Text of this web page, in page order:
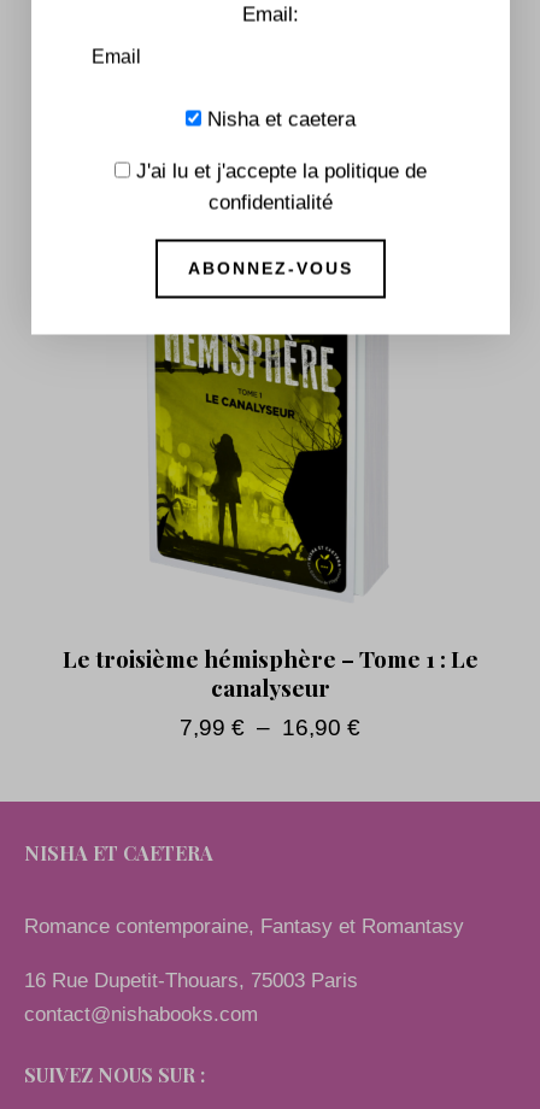
Le troisième hémisphère – Tome 2 : Le
7,99€ – 16,90€
Le troisième hémisphère – Tome 1 : Le
canalyseur
7,99 € – 16,90 €
NISHA ET CAETERA
Romance contemporaine, Fantasy et Romantasy
16 Rue Dupetit-Thouars, 75003 Paris
contact@nishabooks.com
SUIVEZ NOUS SUR :
Email:
Nisha et caetera
J'ai lu et j'accepte la politique de
confidentialité